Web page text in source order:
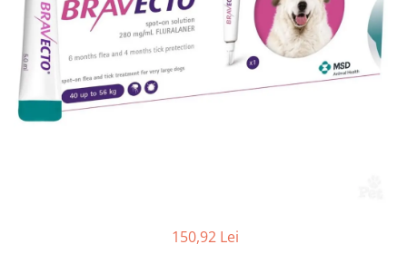
Afecțiuni hepatice
Afecțiuni neurologice
Afecțiuni oftalmice
Afecțiuni oncologice
Afecțiuni otice
Afecțiuni renale și urinare
Afecțiuni hepatice
Afecțiuni neurologice
Afecțiuni oftalmice
Afecțiuni oncologice
Afecțiuni otice
Afecțiuni respiratorii
150,92 Lei